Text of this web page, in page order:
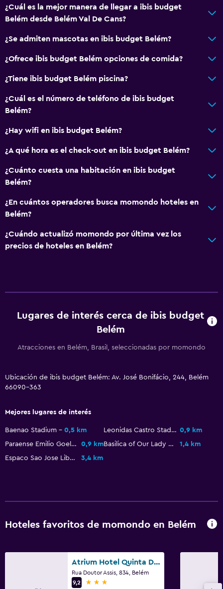
Perchero
Enchufe cerca de la cama
Fax/fotocopiadora
Servicios y facilidades
Recepción 24 horas
Sistema de entretenimiento
Aire libre
Actividades
Habitaciones familiares
Salud y seguridad
¿Cuál es la mejor manera de llegar a ibis budget
Belém desde Belém Val De Cans?
¿Se admiten mascotas en ibis budget Belém?
¿Ofrece ibis budget Belém opciones de comida?
¿Tiene ibis budget Belém piscina?
¿Cuál es el número de teléfono de ibis budget
Belém?
¿Hay wifi en ibis budget Belém?
¿A qué hora es el check-out en ibis budget Belém?
¿Cuánto cuesta una habitación en ibis budget
Belém?
¿En cuántos operadores busca momondo hoteles en
Belém?
¿Cuándo actualizó momondo por última vez los
precios de hoteles en Belém?
Lugares de interés cerca de ibis budget
Belém
Atracciones en Belém, Brasil, seleccionadas por momondo
Ubicación de ibis budget Belém: Av. José Bonifácio, 244, Belém
66090-363
Mejores lugares de interés
Baenao Stadium 0,5 km Leonidas Castro Stadium 0,9 km
Paraense Emilio Goeldi Museum
0,9 km Basilica of Our Lady of Nazareth
1,4 km
Espaco Sao Jose Liberto
3,4 km
Hoteles favoritos de momondo en Belém
Atrium Hotel Quinta De Pedras
Rua Doutor Assis, 834, Belém
9,2
3 estrellas